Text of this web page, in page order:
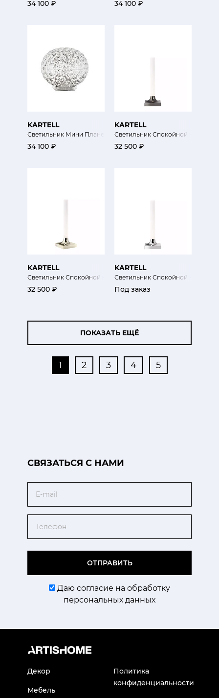
34 100 ₽ 34 100 ₽
KARTELL
Светильник Мини Планета
34 100 ₽
KARTELL
Светильник Спокойной ночи
32 500 ₽
KARTELL
Светильник Спокойной ночи
32 500 ₽
KARTELL
Светильник Спокойной ночи
Под заказ
ПОКАЗАТЬ ЕЩЁ
1 2 3 4 5
CВЯЗАТЬСЯ С НАМИ
ОТПРАВИТЬ
Даю согласие на обработку
персональных данных
Декор
Мебель
Политика
конфиденциальности